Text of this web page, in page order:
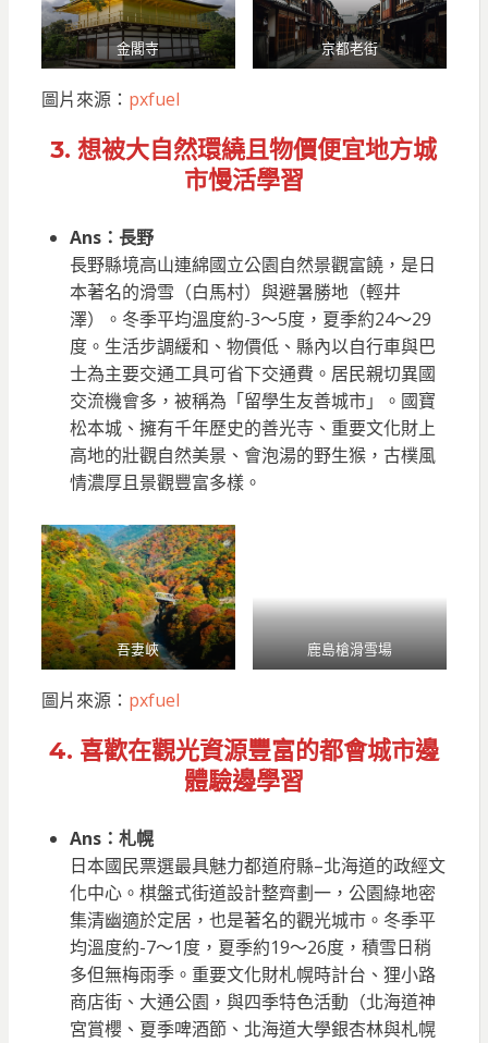
金閣寺 京都老街
圖片來源： pxfuel
3. 想被大自然環繞且物價便宜地方城
市慢活學習
Ans：長野
長野縣境高山連綿國立公園自然景觀富饒，是日
本著名的滑雪（白馬村）與避暑勝地（輕井
澤）。冬季平均溫度約-3～5度，夏季約24～29
度。生活步調緩和、物價低、縣內以自行車與巴
士為主要交通工具可省下交通費。居民親切異國
交流機會多，被稱為「留學生友善城市」。國寶
松本城、擁有千年歷史的善光寺、重要文化財上
高地的壯觀自然美景、會泡湯的野生猴，古樸風
情濃厚且景觀豐富多樣。
吾妻峽 鹿島槍滑雪場
圖片來源： pxfuel
4. 喜歡在觀光資源豐富的都會城市邊
體驗邊學習
Ans：札幌
日本國民票選最具魅力都道府縣–北海道的政經文
化中心。棋盤式街道設計整齊劃一，公園綠地密
集清幽適於定居，也是著名的觀光城市。冬季平
均溫度約-7～1度，夏季約19～26度，積雪日稍
多但無梅雨季。重要文化財札幌時計台、狸小路
商店街、大通公園，與四季特色活動（北海道神
宮賞櫻、夏季啤酒節、北海道大學銀杏林與札幌